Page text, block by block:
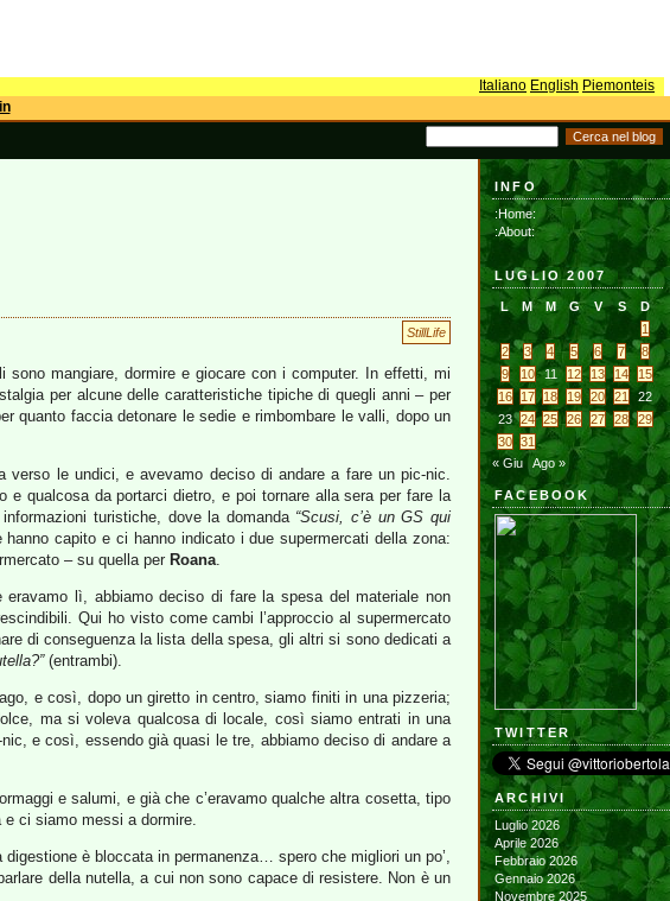
Italiano English Piemonteis
StillLife
mangiare, dormire e giocare con i computer. In effetti, mi
per alcune delle caratteristiche tipiche di quegli anni – per
quanto faccia detonare le sedie e rimbombare le valli, dopo un
le undici, e avevamo deciso di andare a fare un pic-nic.
e qualcosa da portarci dietro, e poi tornare alla sera per fare la
turistiche, dove la domanda “Scusi, c’è un GS qui
hanno capito e ci hanno indicato i due supermercati della zona:
– su quella per Roana.
lì, abbiamo deciso di fare la spesa del materiale non
Qui ho visto come cambi l’approccio al supermercato
di conseguenza la lista della spesa, gli altri si sono dedicati a
(entrambi).
e così, dopo un giretto in centro, siamo finiti in una pizzeria;
ma si voleva qualcosa di locale, così siamo entrati in una
e così, essendo già quasi le tre, abbiamo deciso di andare a
e salumi, e già che c’eravamo qualche altra cosetta, tipo
ci siamo messi a dormire.
è bloccata in permanenza… spero che migliori un po’,
della nutella, a cui non sono capace di resistere. Non è un
INFO
:Home:
:About:
LUGLIO 2007
L M M G V S
D
1
2
3 4 5 6 7
8
9
10 11 12 13 14
15
16
17 18 19 20 21
22
23
24 25 26 27 28
29
30
31
« Giu
Ago »
FACEBOOK
TWITTER
ARCHIVI
Luglio 2026
Aprile 2026
Febbraio 2026
Gennaio 2026
Novembre 2025